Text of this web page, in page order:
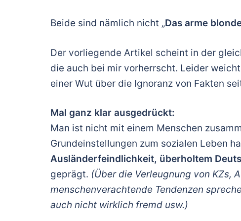
Beide sind nämlich nicht „Das arme
Der vorliegende Artikel scheint in der
die auch bei mir vorherrscht. Leider
einer Wut über die Ignoranz von Fakten
Mal ganz klar ausgedrückt:
Man ist nicht mit einem Menschen
Grundeinstellungen zum sozialen Leben
Ausländerfeindlichkeit, überholtem
geprägt. (Über die Verleugnung von KZs,
menschenverachtende Tendenzen
auch nicht wirklich fremd usw.)